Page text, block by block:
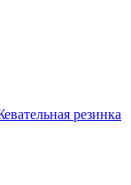
резинка